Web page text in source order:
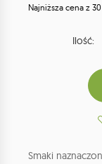
Najniższa cena z
Ilość:
Smaki